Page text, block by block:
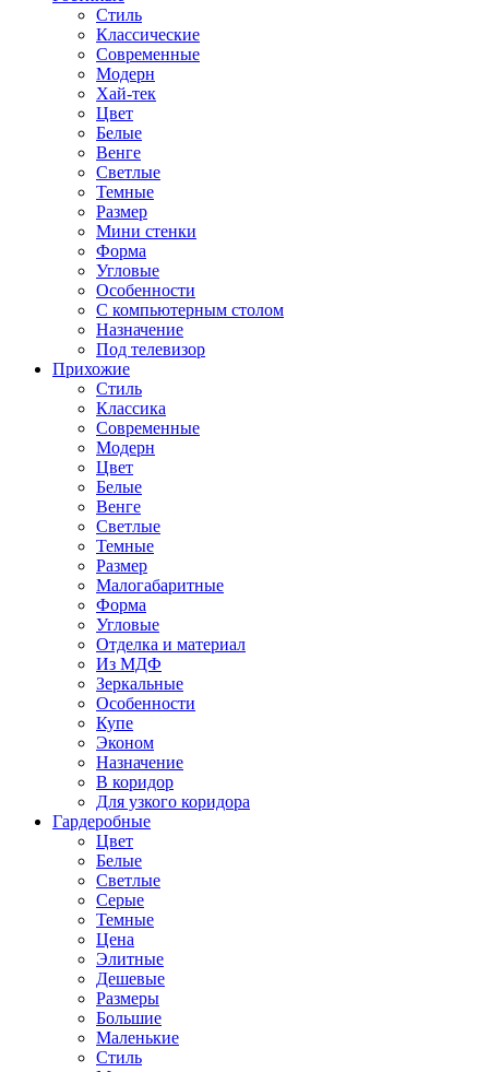
Стиль
Классические
Современные
Модерн
Хай-тек
Цвет
Белые
Венге
Светлые
Темные
Размер
Мини стенки
Форма
Угловые
Особенности
С компьютерным столом
Назначение
Под телевизор
Прихожие
Стиль
Классика
Современные
Модерн
Цвет
Белые
Венге
Светлые
Темные
Размер
Малогабаритные
Форма
Угловые
Отделка и материал
Из МДФ
Зеркальные
Особенности
Купе
Эконом
Назначение
В коридор
Для узкого коридора
Гардеробные
Цвет
Белые
Светлые
Серые
Темные
Цена
Элитные
Дешевые
Размеры
Большие
Маленькие
Стиль